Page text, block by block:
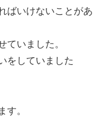
ばいけないことがあ
ていました。
をしていました
す。